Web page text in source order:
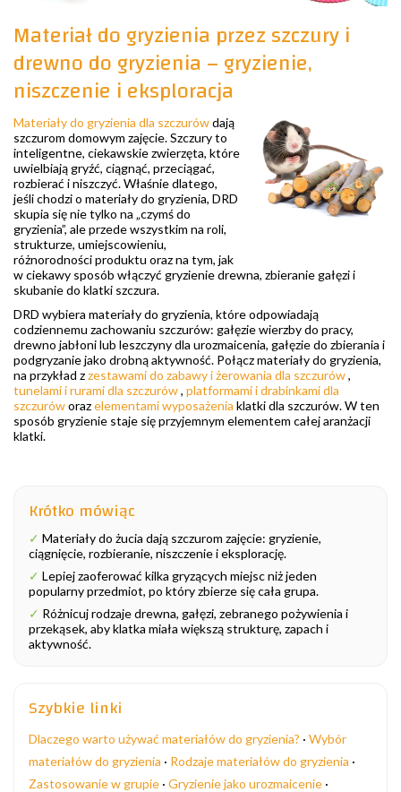
Materiał do gryzienia przez szczury i
drewno do gryzienia – gryzienie,
niszczenie i eksploracja
Materiały do gryzienia dla szczurówdają
szczurom domowym zajęcie. Szczury to
inteligentne, ciekawskie zwierzęta, które
uwielbiają gryźć, ciągnąć, przeciągać,
rozbierać i niszczyć. Właśnie dlatego,
jeśli chodzi o materiały do gryzienia, DRD
skupia się nie tylko na „czymś do
gryzienia”, ale przede wszystkim na roli,
strukturze, umiejscowieniu,
różnorodności produktu oraz na tym, jak
w ciekawy sposób włączyć gryzienie drewna, zbieranie gałęzi i
skubanie do klatki szczura.
DRD wybiera materiały do gryzienia, które odpowiadają
codziennemu zachowaniu szczurów: gałęzie wierzby do pracy,
drewno jabłoni lub leszczyny dla urozmaicenia, gałęzie do zbierania i
podgryzanie jako drobną aktywność. Połącz materiały do gryzienia,
na przykład zzestawami do zabawy i żerowania dla szczurów,
tunelami i rurami dla szczurów, platformami i drabinkami dla
szczuróworazelementami wyposażenia klatki dla szczurów. W ten
sposób gryzienie staje się przyjemnym elementem całej aranżacji
klatki.
Krótko mówiąc
✓ Materiały do żucia dają szczurom zajęcie: gryzienie,
ciągnięcie, rozbieranie, niszczenie i eksplorację.
✓ Lepiej zaoferować kilka gryzących miejsc niż jeden
popularny przedmiot, po który zbierze się cała grupa.
✓ Różnicuj rodzaje drewna, gałęzi, zebranego pożywienia i
przekąsek, aby klatka miała większą strukturę, zapach i
aktywność.
Szybkie linki
Dlaczego warto używać materiałów do gryzienia? · Wybór
materiałów do gryzienia · Rodzaje materiałów do gryzienia ·
Zastosowanie w grupie · Gryzienie jako urozmaicenie ·